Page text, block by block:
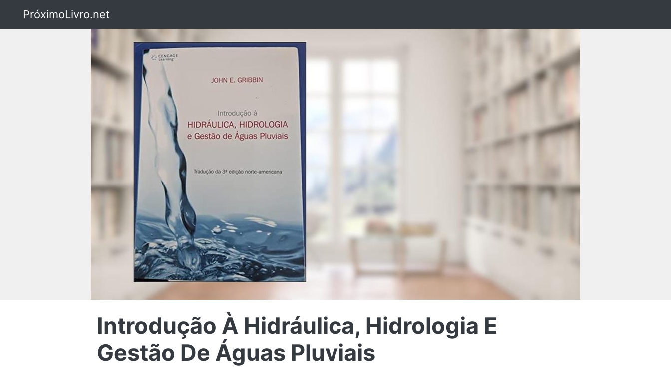
PróximoLivro.net
Introdução À Hidráulica, Hidrologia E
Gestão De Águas Pluviais